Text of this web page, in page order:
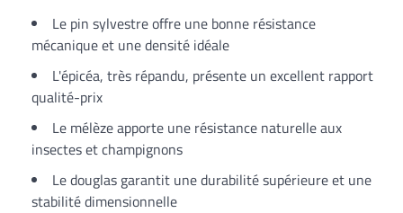
Le pin sylvestre offre une bonne résistance
mécanique et une densité idéale
L'épicéa, très répandu, présente un excellent rapport
qualité-prix
Le mélèze apporte une résistance naturelle aux
insectes et champignons
Le douglas garantit une durabilité supérieure et une
stabilité dimensionnelle